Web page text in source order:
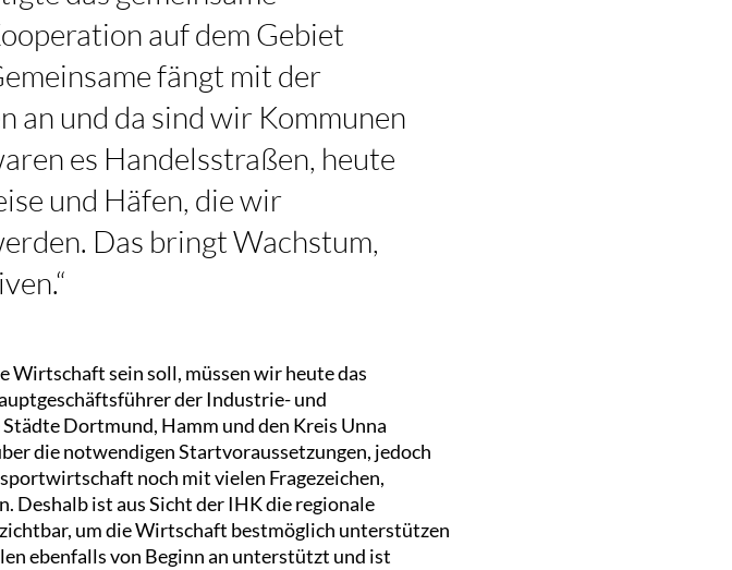
auf dem Gebiet
fängt mit der
und da sind wir Kommunen
es Handelsstraßen, heute
und Häfen, die wir
Das bringt Wachstum,
Wirtschaft sein soll, müssen wir heute das
der Industrie- und
Dortmund, Hamm und den Kreis Unna
die notwendigen Startvoraussetzungen, jedoch
noch mit vielen Fragezeichen,
Deshalb ist aus Sicht der IHK die regionale
um die Wirtschaft bestmöglich unterstützen
ebenfalls von Beginn an unterstützt und ist